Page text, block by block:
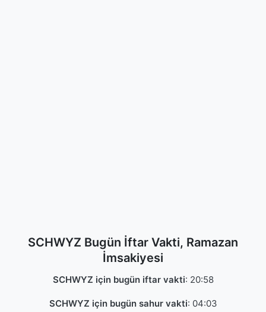
SCHWYZ Bugün İftar Vakti, Ramazan
İmsakiyesi
SCHWYZ için bugün iftar vakti: 20:58
SCHWYZ için bugün sahur vakti: 04:03